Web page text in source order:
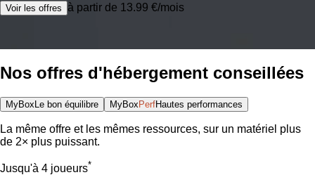
Voir les offres à partir de 13.99 €/mois
Nos offres d'hébergement conseillées
MyBoxLe bon équilibre MyBoxPerfHautes performances
La même offre et les mêmes ressources, sur un matériel plus
de 2× plus puissant.
Jusqu'à 4 joueurs*